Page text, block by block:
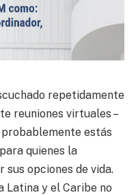
repetidamente
reuniones virtuales –
probablemente estás
quienes la
opciones de vida.
Latina y el Caribe no